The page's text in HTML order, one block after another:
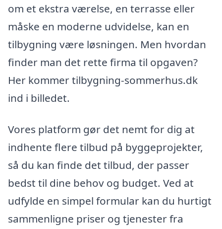
om et ekstra værelse, en terrasse eller
måske en moderne udvidelse, kan en
tilbygning være løsningen. Men hvordan
finder man det rette firma til opgaven?
Her kommer tilbygning-sommerhus.dk
ind i billedet.
Vores platform gør det nemt for dig at
indhente flere tilbud på byggeprojekter,
så du kan finde det tilbud, der passer
bedst til dine behov og budget. Ved at
udfylde en simpel formular kan du hurtigt
sammenligne priser og tjenester fra